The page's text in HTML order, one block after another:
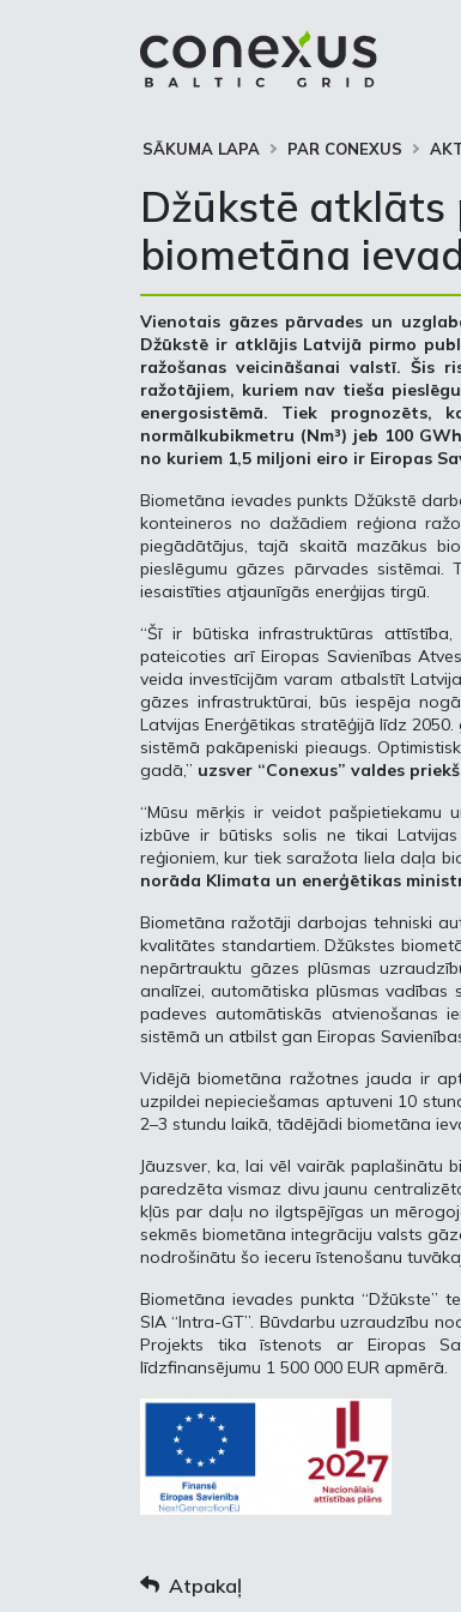
SĀKUMA LAPA PAR CONEXUS
Džūkstē atklāts
biometāna
Vienotais gāzes pārvades un
Džūkstē ir atklājis Latvijā pirmo
ražošanas veicināšanai valstī. Šis
ražotājiem, kuriem nav tieša
energosistēmā. Tiek
normālkubikmetru (Nm³) jeb 100
no kuriem 1,5 miljoni eiro ir Eiropas
Biometāna ievades punkts Džūkstē
konteineros no dažādiem reģiona
piegādātājus, tajā skaitā mazākus
pieslēgumu gāzes pārvades sistēmai.
iesaistīties atjaunīgās enerģijas tirgū.
“Šī ir būtiska infrastruktūras
pateicoties arī Eiropas Savienības
veida investīcijām varam atbalstīt
gāzes infrastruktūrai, būs iespēja
Latvijas Enerģētikas stratēģijā līdz
sistēmā pakāpeniski pieaugs.
gadā,” uzsver “Conexus” valdes
“Mūsu mērķis ir veidot pašpietiekamu
izbūve ir būtisks solis ne tikai
reģioniem, kur tiek saražota liela daļa
norāda Klimata un enerģētikas
Biometāna ražotāji darbojas tehniski
kvalitātes standartiem. Džūkstes
nepārtrauktu gāzes plūsmas
analīzei, automātiska plūsmas
padeves automātiskās atvienošanas
sistēmā un atbilst gan Eiropas
Vidējā biometāna ražotnes jauda ir
uzpildei nepieciešamas aptuveni 10
2–3 stundu laikā, tādējādi biometāna
Jāuzsver, ka, lai vēl vairāk paplašinātu
paredzēta vismaz divu jaunu
kļūs par daļu no ilgtspējīgas un
sekmēs biometāna integrāciju valsts
nodrošinātu šo ieceru īstenošanu
Biometāna ievades punkta “Džūkste”
SIA “Intra-GT”. Būvdarbu uzraudzību
Projekts tika īstenots ar Eiropas
līdzfinansējumu 1 500 000 EUR apmērā.
Atpakaļ